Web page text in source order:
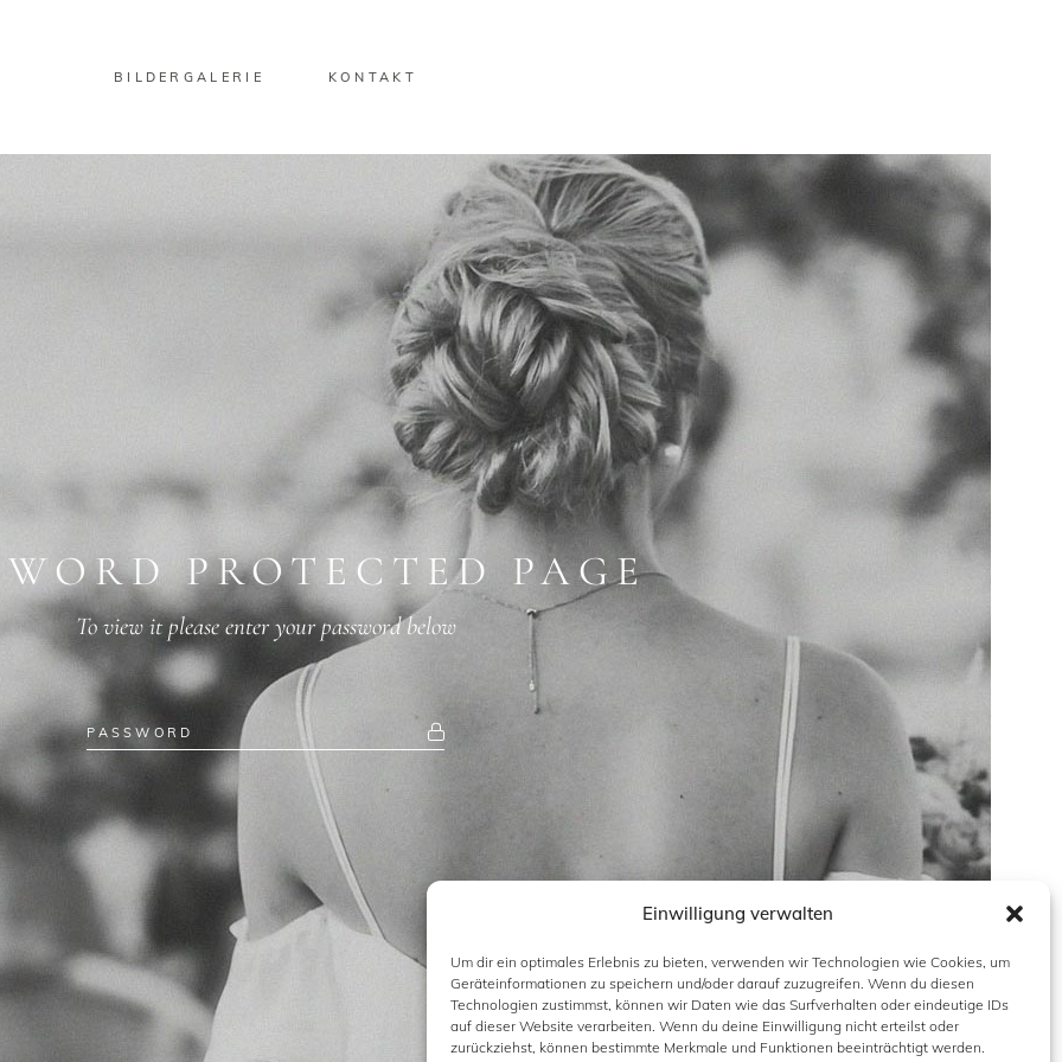
Einwilligung verwalten
Um dir ein optimales Erlebnis zu bieten, verwenden wir Technologien wie Cookies, um
Geräteinformationen zu speichern und/oder darauf zuzugreifen. Wenn du diesen
Technologien zustimmst, können wir Daten wie das Surfverhalten oder eindeutige IDs
auf dieser Website verarbeiten. Wenn du deine Einwilligung nicht erteilst oder
zurückziehst, können bestimmte Merkmale und Funktionen beeinträchtigt werden.
BILDERGALERIE KONTAKT
PROTECTED PAGE
To view it please enter your password below